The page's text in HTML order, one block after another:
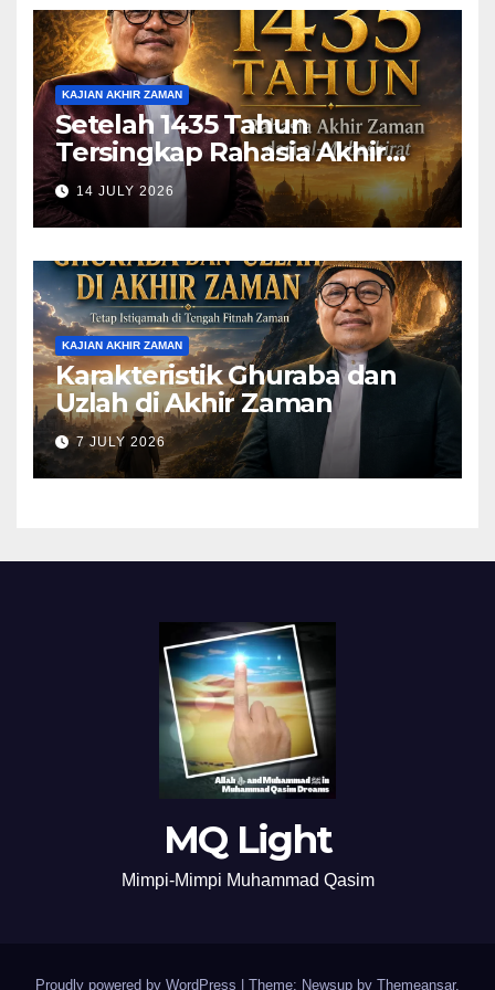
KAJIAN AKHIR ZAMAN
Setelah 1435 Tahun
Tersingkap Rahasia Akhir
Zaman dari al-Mubashirat
(Pelajari Mimpi Muhammad
Qasim)
14 JULY 2026
KAJIAN AKHIR ZAMAN
Karakteristik Ghuraba dan
Uzlah di Akhir Zaman
7 JULY 2026
MQ Light
Mimpi-Mimpi Muhammad Qasim
Proudly powered by WordPress Theme: Newsup by Themeansar.